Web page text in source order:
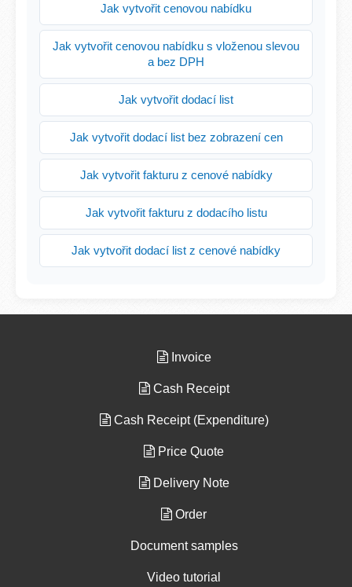
Jak vytvořit cenovou nabídku
Jak vytvořit cenovou nabídku s vloženou slevou
a bez DPH
Jak vytvořit dodací list
Jak vytvořit dodací list bez zobrazení cen
Jak vytvořit fakturu z cenové nabídky
Jak vytvořit fakturu z dodacího listu
Jak vytvořit dodací list z cenové nabídky
Invoice
Cash Receipt
Cash Receipt (Expenditure)
Price Quote
Delivery Note
Order
Document samples
Video tutorial